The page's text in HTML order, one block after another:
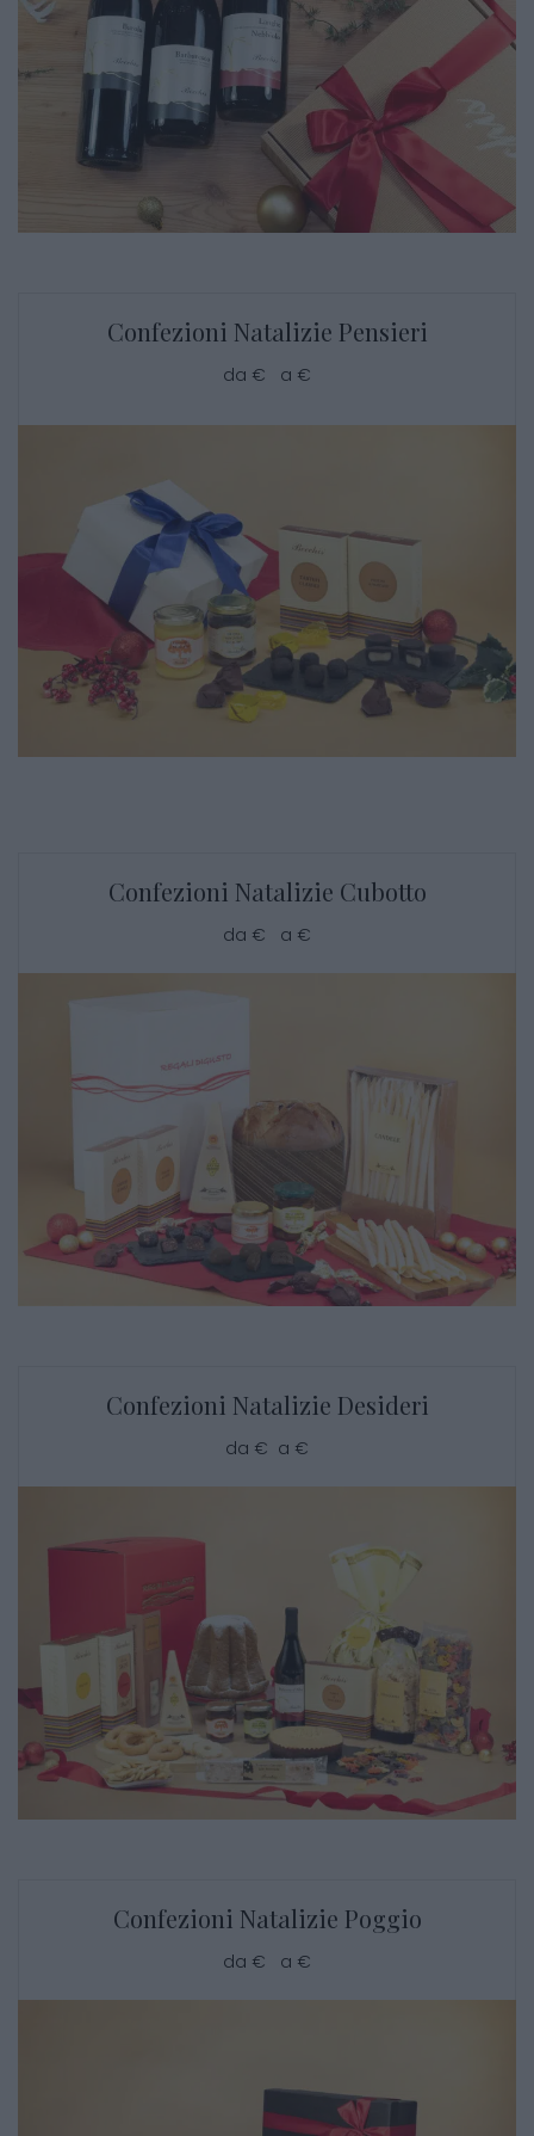
Confezioni Natalizie Pensieri
da € a €
Confezioni Natalizie Cubotto
da € a €
Confezioni Natalizie Desideri
da € a €
Confezioni Natalizie Poggio
da € a €